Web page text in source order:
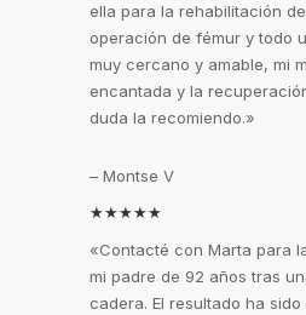
ella para la rehabilitación
operación de fémur y todo
muy cercano y amable, mi
encantada y la
duda la recomiendo.»
– Montse V
★★★★★
«Contacté con Marta para
mi padre de 92 años tras
cadera. El resultado ha sido